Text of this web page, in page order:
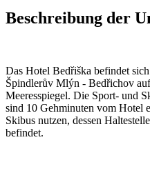
Beschreibung der
Das Hotel Bedřiška befindet
Špindlerův Mlýn - Bedřichov
Meeresspiegel. Die Sport- und
sind 10 Gehminuten vom Hotel
Skibus nutzen, dessen
befindet.